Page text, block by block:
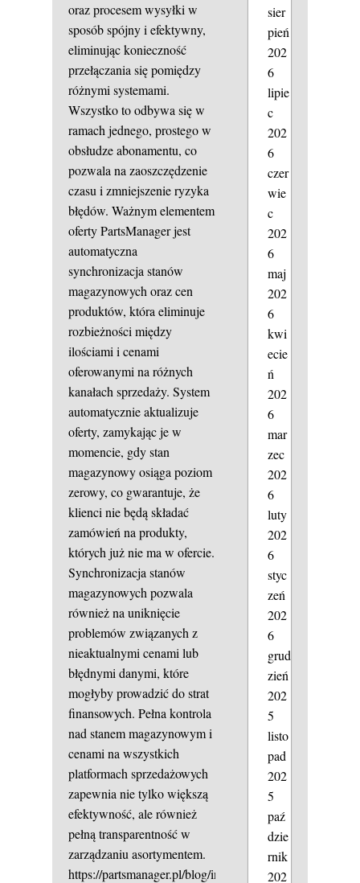
oraz procesem wysyłki w
sposób spójny i efektywny,
eliminując konieczność
przełączania się pomiędzy
różnymi systemami.
Wszystko to odbywa się w
ramach jednego, prostego w
obsłudze abonamentu, co
pozwala na zaoszczędzenie
czasu i zmniejszenie ryzyka
błędów. Ważnym elementem
oferty PartsManager jest
automatyczna
synchronizacja stanów
magazynowych oraz cen
produktów, która eliminuje
rozbieżności między
ilościami i cenami
oferowanymi na różnych
kanałach sprzedaży. System
automatycznie aktualizuje
oferty, zamykając je w
momencie, gdy stan
magazynowy osiąga poziom
zerowy, co gwarantuje, że
klienci nie będą składać
zamówień na produkty,
których już nie ma w ofercie.
Synchronizacja stanów
magazynowych pozwala
również na uniknięcie
problemów związanych z
nieaktualnymi cenami lub
błędnymi danymi, które
mogłyby prowadzić do strat
finansowych. Pełna kontrola
nad stanem magazynowym i
cenami na wszystkich
platformach sprzedażowych
zapewnia nie tylko większą
efektywność, ale również
pełną transparentność w
zarządzaniu asortymentem.
https://partsmanager.pl/blog/integracja-
sier
pień
202
6
lipie
c
202
6
czer
wie
c
202
6
maj
202
6
kwi
ecie
ń
202
6
mar
zec
202
6
luty
202
6
styc
zeń
202
6
grud
zień
202
5
listo
pad
202
5
paź
dzie
rnik
202